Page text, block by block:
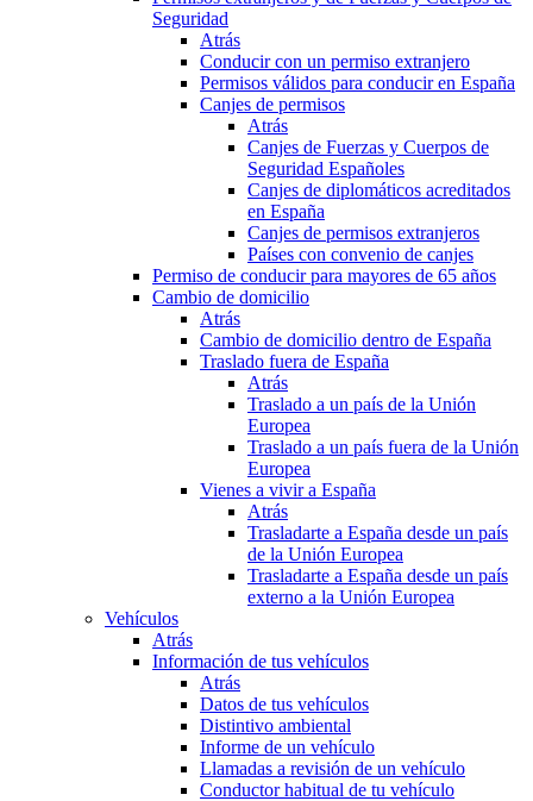
Seguridad
Atrás
Conducir con un permiso extranjero
Permisos válidos para conducir en España
Canjes de permisos
Atrás
Canjes de Fuerzas y Cuerpos de
Seguridad Españoles
Canjes de diplomáticos acreditados
en España
Canjes de permisos extranjeros
Países con convenio de canjes
Permiso de conducir para mayores de 65 años
Cambio de domicilio
Atrás
Cambio de domicilio dentro de España
Traslado fuera de España
Atrás
Traslado a un país de la Unión
Europea
Traslado a un país fuera de la Unión
Europea
Vienes a vivir a España
Atrás
Trasladarte a España desde un país
de la Unión Europea
Trasladarte a España desde un país
externo a la Unión Europea
Vehículos
Atrás
Información de tus vehículos
Atrás
Datos de tus vehículos
Distintivo ambiental
Informe de un vehículo
Llamadas a revisión de un vehículo
Conductor habitual de tu vehículo